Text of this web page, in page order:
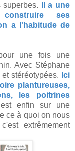
superbes.
Il a une
ses
a l'habitude de
une fois une
Avec Stéphane
stéréotypées. Ici
plantureuses,
les poitrines
enfin sur une
ce à quoi on nous
extrêmement